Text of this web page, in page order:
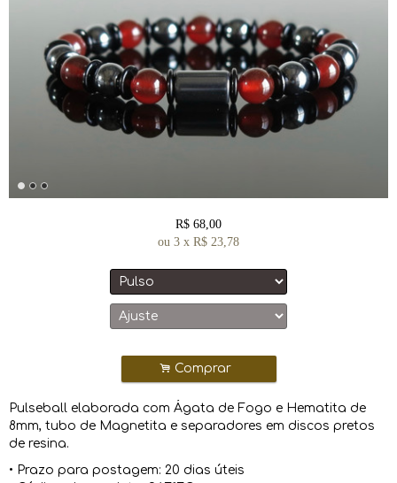
R$ 68,00
ou 3 x R$ 23,78
. Comprar
Pulseball elaborada com Ágata de Fogo e Hematita de
8mm, tubo de Magnetita e separadores em discos pretos
de resina.
• Prazo para postagem: 20 dias úteis